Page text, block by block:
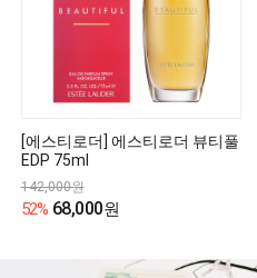
[에스티로더] 에스티로더 뷰티풀
EDP 75ml
142,000원
52% 68,000원